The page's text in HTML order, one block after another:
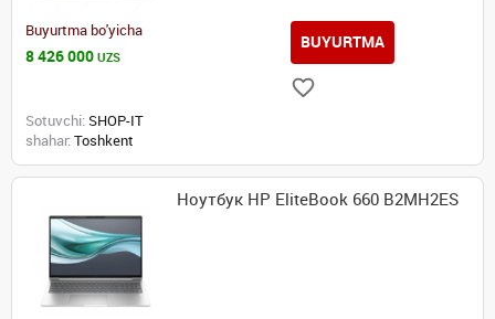
Buyurtma bo'yicha
8 426 000 UZS
BUYURTMA
Sotuvchi: SHOP-IT
shahar: Toshkent
Ноутбук HP EliteBook 660 B2MH2ES